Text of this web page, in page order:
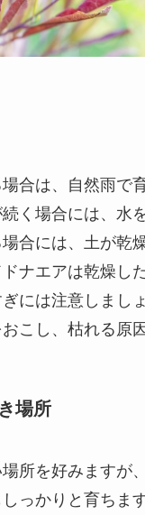
合は、自然雨で
く場合には、水
合には、土が乾
ナエアは乾燥し
には注意しまし
こし、枯れる原
場所
所を好みますが
っかりと育ちま